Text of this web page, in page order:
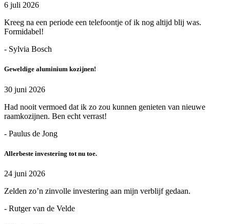
6 juli 2026
Kreeg na een periode een telefoontje of ik nog altijd blij was.
Formidabel!
- Sylvia Bosch
Geweldige aluminium kozijnen!
30 juni 2026
Had nooit vermoed dat ik zo zou kunnen genieten van nieuwe
raamkozijnen. Ben echt verrast!
- Paulus de Jong
Allerbeste investering tot nu toe.
24 juni 2026
Zelden zo’n zinvolle investering aan mijn verblijf gedaan.
- Rutger van de Velde